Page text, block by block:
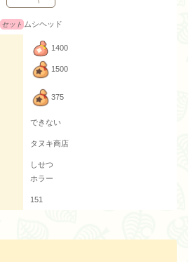
ムシヘッド
1400
1500
375
できない
タヌキ商店
しせつ
ホラー
151